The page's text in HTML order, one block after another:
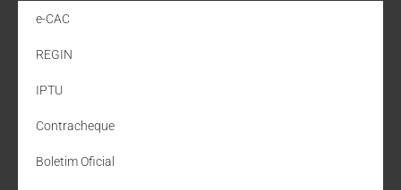
e-CAC
REGIN
IPTU
Contracheque
Boletim Oficial